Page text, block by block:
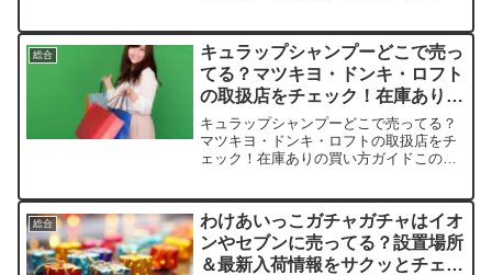
作りこんにゃくに挑戦したくなる、ワク
ワクする発見がいっぱいで...
総合
キュラップシャンプーどこで売っ
てる？マツキヨ・ドンキ・ロフト
の取扱店をチェック！在庫ありの
買い方ガイド
キュラップシャンプーどこで売ってる？
マツキヨ・ドンキ・ロフトの取扱店をチ
ェック！在庫ありの買い方ガイドこの記
場所などを手短に紹介します。毎日のヘ
アケアが楽しくなるはずで...
総合
わけあいっこガチャガチャはイオ
ンやセブンに売ってる？設置場所
＆最新入荷情報をサクッとチェッ